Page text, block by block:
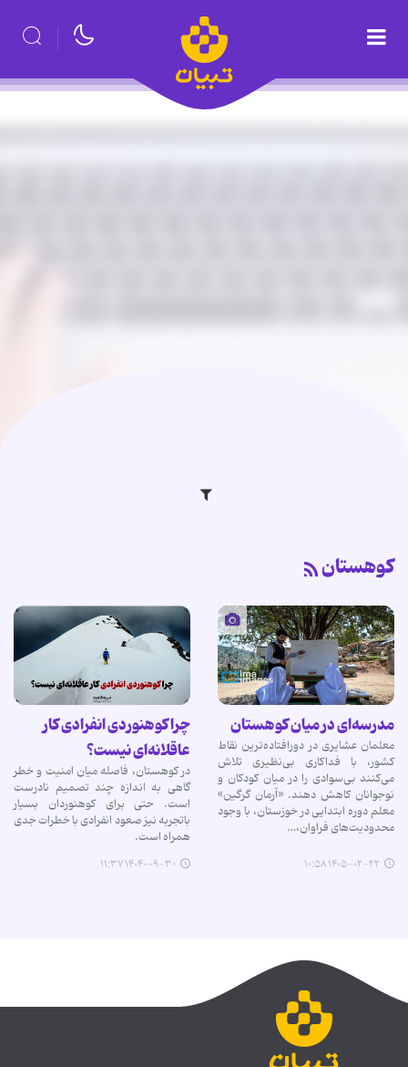
کوهستان
مدرسه‌ای در میان کوهستان
معلمان عشایری در دورافتاده‌ترین نقاط
کشور، با فداکاری بی‌نظیری تلاش
می‌کنند بی‌سوادی را در میان کودکان و
نوجوانان کاهش دهند. «آرمان گرگین»
معلم دوره ابتدایی در خوزستان، با وجود
محدودیت‌های فراوان،…
۱۴۰۵-۰۲-۲۲ ۱۰:۵۸
چرا کوهنوردی انفرادی کار
عاقلانه‌ای نیست؟
در کوهستان، فاصله‌ میان امنیت و خطر
گاهی به اندازه چند تصمیم نادرست
است. حتی برای کوهنوردان بسیار
باتجربه نیز صعود انفرادی با خطرات جدی
همراه است.
۱۴۰۴-۰۹-۳۰ ۱۱:۳۷